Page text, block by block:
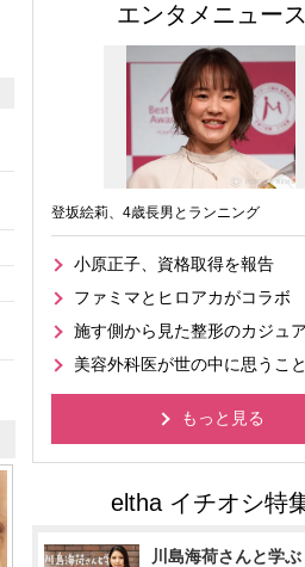
エンタメニュース
登坂絵莉、4歳長男とランニング
小原正子、資格取得を報告
ファミマとヒロアカがコラボ
施す側から見た整形のカジュ
美容外科医が世の中に思うこと
もっと見る
川島海荷さんと学